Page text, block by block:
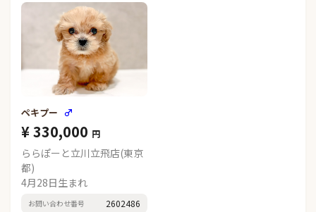
ペキプー ♂
¥ 330,000 円
ららぽーと立川立飛店(東京
都)
4月28日生まれ
お問い合わせ番号 2602486